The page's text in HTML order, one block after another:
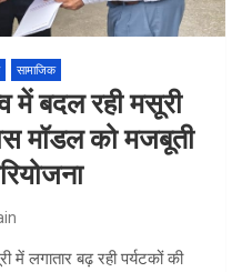
सामाजिक
में बदल रही मसूरी
मॉडल को मजबूती
में लगातार बढ़ रही पर्यटकों की